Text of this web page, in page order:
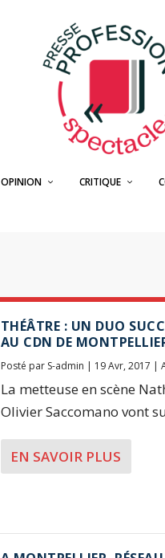
OPINION CRITIQUE
THÉÂTRE : UN DUO
AU CDN DE
Posté par S-admin | 19 Avr, 2017 |
La metteuse en scène
Olivier Saccomano vont
EN SAVOIR PLUS